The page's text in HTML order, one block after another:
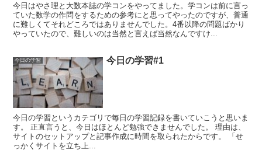
今日はやさ理と大数本誌の学コンをやってました。学コンは前に言っ
ていた数学の作問をするための参考にと思ってやったのですが、普通
に難しくてそれどころではありませんでした。4番以降の問題ばかり
やっていたので、難しいのは当然と言えば当然なんですけ...
今日の学習 今日の学習#1
今日の学習というカテゴリで毎日の学習記録を書いていこうと思いま
す。 正直言うと、今日はほとんど勉強できませんでした。 理由は、
サイトのセットアップと記事作成に時間を取られたからです。 「せ
っかくサイトを立ち上...